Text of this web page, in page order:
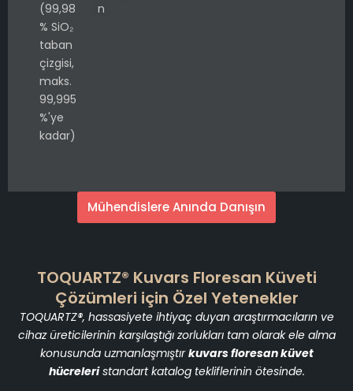
(99,98
% SiO₂
taban
çizgisi,
maks.
99,995
%'ye
kadar)
n
Mühendislere Anında Danışın
TOQUARTZ® Kuvars Floresan Küveti
Çözümleri için Özel Yetenekler
TOQUARTZ®, hassasiyete ihtiyaç duyan araştırmacıların ve
cihaz üreticilerinin karşılaştığı zorlukları tam olarak ele alma
konusunda uzmanlaşmıştırkuvars floresan küvet
hücreleristandart katalog tekliflerinin ötesinde.